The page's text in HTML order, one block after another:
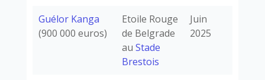
Guélor Kanga
(900 000 euros)
Etoile Rouge
de Belgrade
au Stade
Brestois
Juin
2025